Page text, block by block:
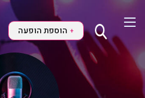
+ הוספת הופעה